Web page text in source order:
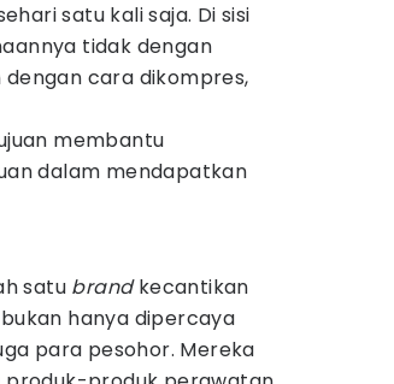
satu kali saja. Di sisi
tidak dengan
cara dikompres,
membantu
dalam mendapatkan
satu brandkecantikan
hanya dipercaya
para pesohor. Mereka